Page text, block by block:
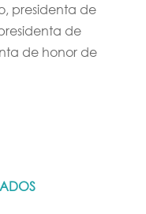
presidenta de
de
de honor de